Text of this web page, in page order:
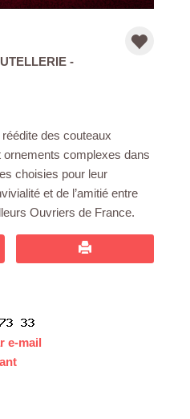
-
réédite des couteaux
complexes dans
choisies pour leur
et de l’amitié entre
Ouvriers de France.
e-mail